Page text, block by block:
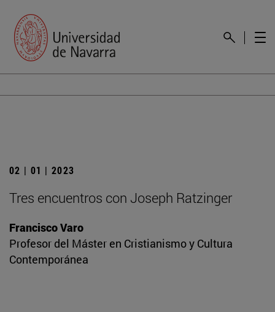
02 | 01 | 2023
Tres encuentros con Joseph Ratzinger
Francisco Varo
Profesor del Máster en Cristianismo y Cultura
Contemporánea